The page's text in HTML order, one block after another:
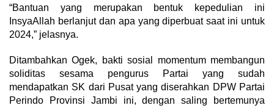
“Bantuan yang merupakan bentuk kepedulian ini
InsyaAllah berlanjut dan apa yang diperbuat saat ini untuk
2024,” jelasnya.
Ditambahkan Ogek, bakti sosial momentum membangun
soliditas sesama pengurus Partai yang sudah
mendapatkan SK dari Pusat yang diserahkan DPW Partai
Perindo Provinsi Jambi ini, dengan saling bertemunya